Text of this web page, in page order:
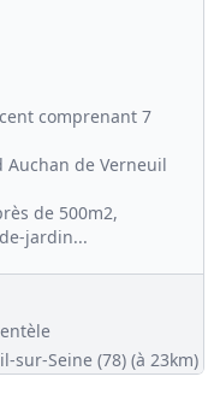
comprenant 7
Auchan de Verneuil
de 500m2,
jardin...
sur-Seine (78) (à 23km)